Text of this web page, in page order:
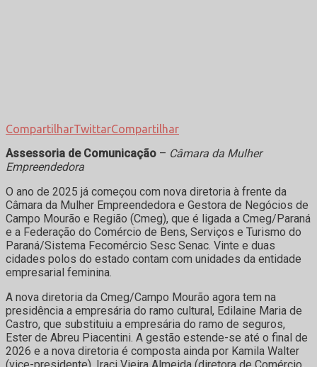
CompartilharTwittarCompartilhar
Assessoria de Comunicação – Câmara da Mulher
Empreendedora
O ano de 2025 já começou com nova diretoria à frente da
Câmara da Mulher Empreendedora e Gestora de Negócios de
Campo Mourão e Região (Cmeg), que é ligada a Cmeg/Paraná
e a Federação do Comércio de Bens, Serviços e Turismo do
Paraná/Sistema Fecomércio Sesc Senac. Vinte e duas
cidades polos do estado contam com unidades da entidade
empresarial feminina.
A nova diretoria da Cmeg/Campo Mourão agora tem na
presidência a empresária do ramo cultural, Edilaine Maria de
Castro, que substituiu a empresária do ramo de seguros,
Ester de Abreu Piacentini. A gestão estende-se até o final de
2026 e a nova diretoria é composta ainda por Kamila Walter